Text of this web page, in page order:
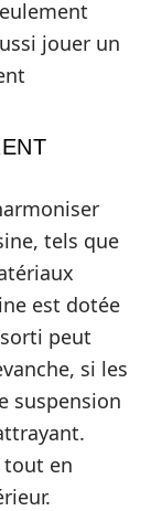
jouer un
tels que
est dotée
peut
si les
suspension
tout en